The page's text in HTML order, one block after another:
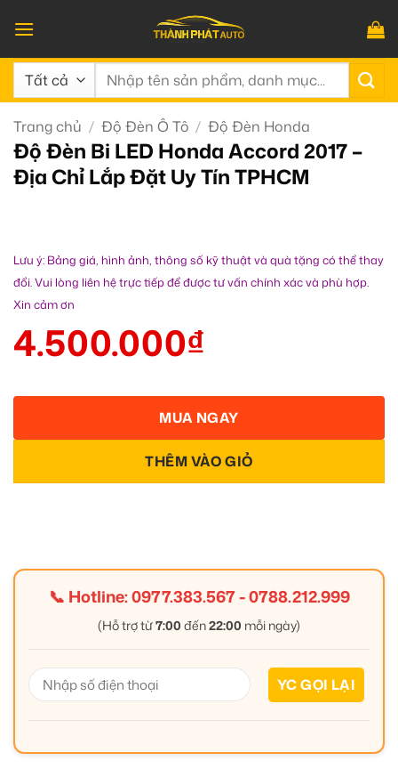
qua
nội
dung
Tìm
Trang chủ / Độ Đèn Ô Tô / Độ Đèn Honda
Độ Đèn Bi LED Honda Accord 2017 –
Địa Chỉ Lắp Đặt Uy Tín TPHCM
Lưu ý: Bảng giá, hình ảnh, thông số kỹ thuật và quà tặng có thể thay
đổi. Vui lòng liên hệ trực tiếp để được tư vấn chính xác và phù hợp.
Xin cảm ơn
4.500.000₫
THÊM VÀO GIỎ
MUA NGAY
📞 Hotline:0977.383.567-0788.212.999
(Hỗ trợ từ7:00 đến22:00 mỗi ngày)